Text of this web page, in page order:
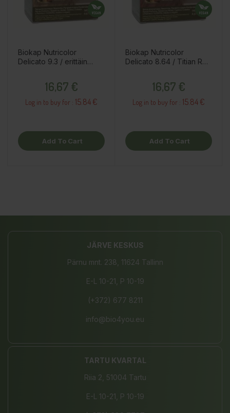
Biokap Nutricolor
Delicato 9.3 / erittäin
16,67 €
Log in to buy for : 15.84 €
Add To Cart
Biokap Nutricolor
Delicato 8.64 / Titian Red
16,67 €
Log in to buy for : 15.84 €
Add To Cart
JÄRVE KESKUS
Pärnu mnt. 238, 11624 Tallinn
E-L 10-21, P 10-19
(+372) 677 8211
info@bio4you.eu
TARTU KVARTAL
Riia 2, 51004 Tartu
E-L 10-21, P 10-19